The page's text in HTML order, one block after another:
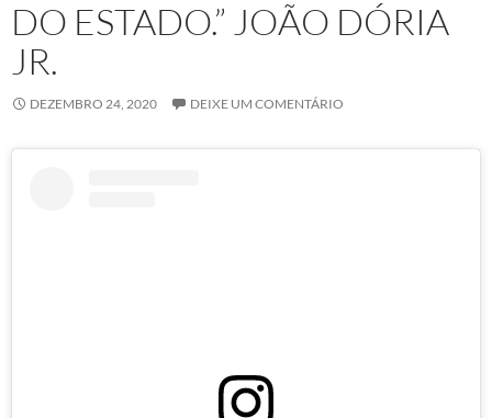
DO ESTADO.” JOÃO DÓRIA
JR.
DEZEMBRO 24, 2020 DEIXE UM COMENTÁRIO